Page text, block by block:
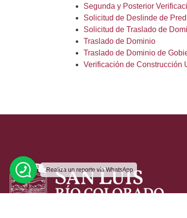
Segunda y Posterior
Solicitud de Deslinde de
Solicitud de Traslado de
Traslado de Dominio
Traslado de Dominio de
Verificación de Construcción
Realiza un reporte vía WhatsApp